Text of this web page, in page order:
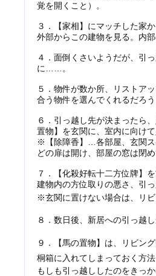
覚を開くこと）。
３．【家相】にマッチした家
外部からこの建物を見る。内
４．面倒くさいようだが、引
に……。
５．物件が数か所、リストア
合う物件を選んでくれるだろ
６．引っ越し先が決まったら
置物】を玄関に、室内に向け
※【除障香】…各部屋、玄関ス
どの扉は開け、部屋の窓は閉
７．【化殺好転十二方位牌】を
建物内の方位取りの悪さ、引
※玄関に置けない場合は、リ
８．数日後、新居への引っ越
９．【馬の置物】は、リビン
桐箱に入れてしまっておく方法
もしも引っ越ししたのをきっ